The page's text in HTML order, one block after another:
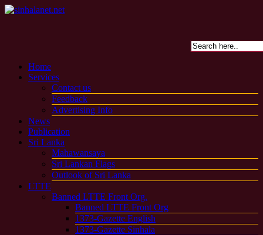
Home
Services
Contact us
Feedback
Advertising Info
News
Publication
Sri Lanka
Mahawansaya
Sri Lankan Flags
Outlook of Sri Lanka
LTTE
Banned LTTE Front Org.
Banned LTTE Front Org
1373-Gazette English
1373-Gazette Sinhala